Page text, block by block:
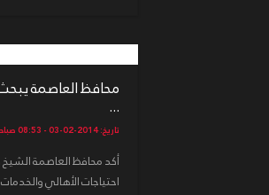
محافظ العاصمة
...
تاريخ: 2014-02-03 - 08:53 صباحاً - قراءات: 3729
أكد محافظ العاصمة
احتياجات الأهالي